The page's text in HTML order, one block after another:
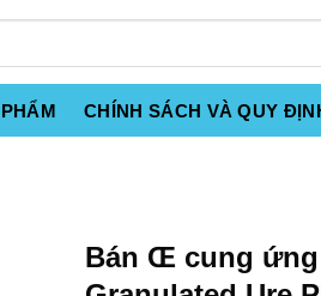
CHÍNH SÁCH VÀ QUY
Bán Œ cung ứng